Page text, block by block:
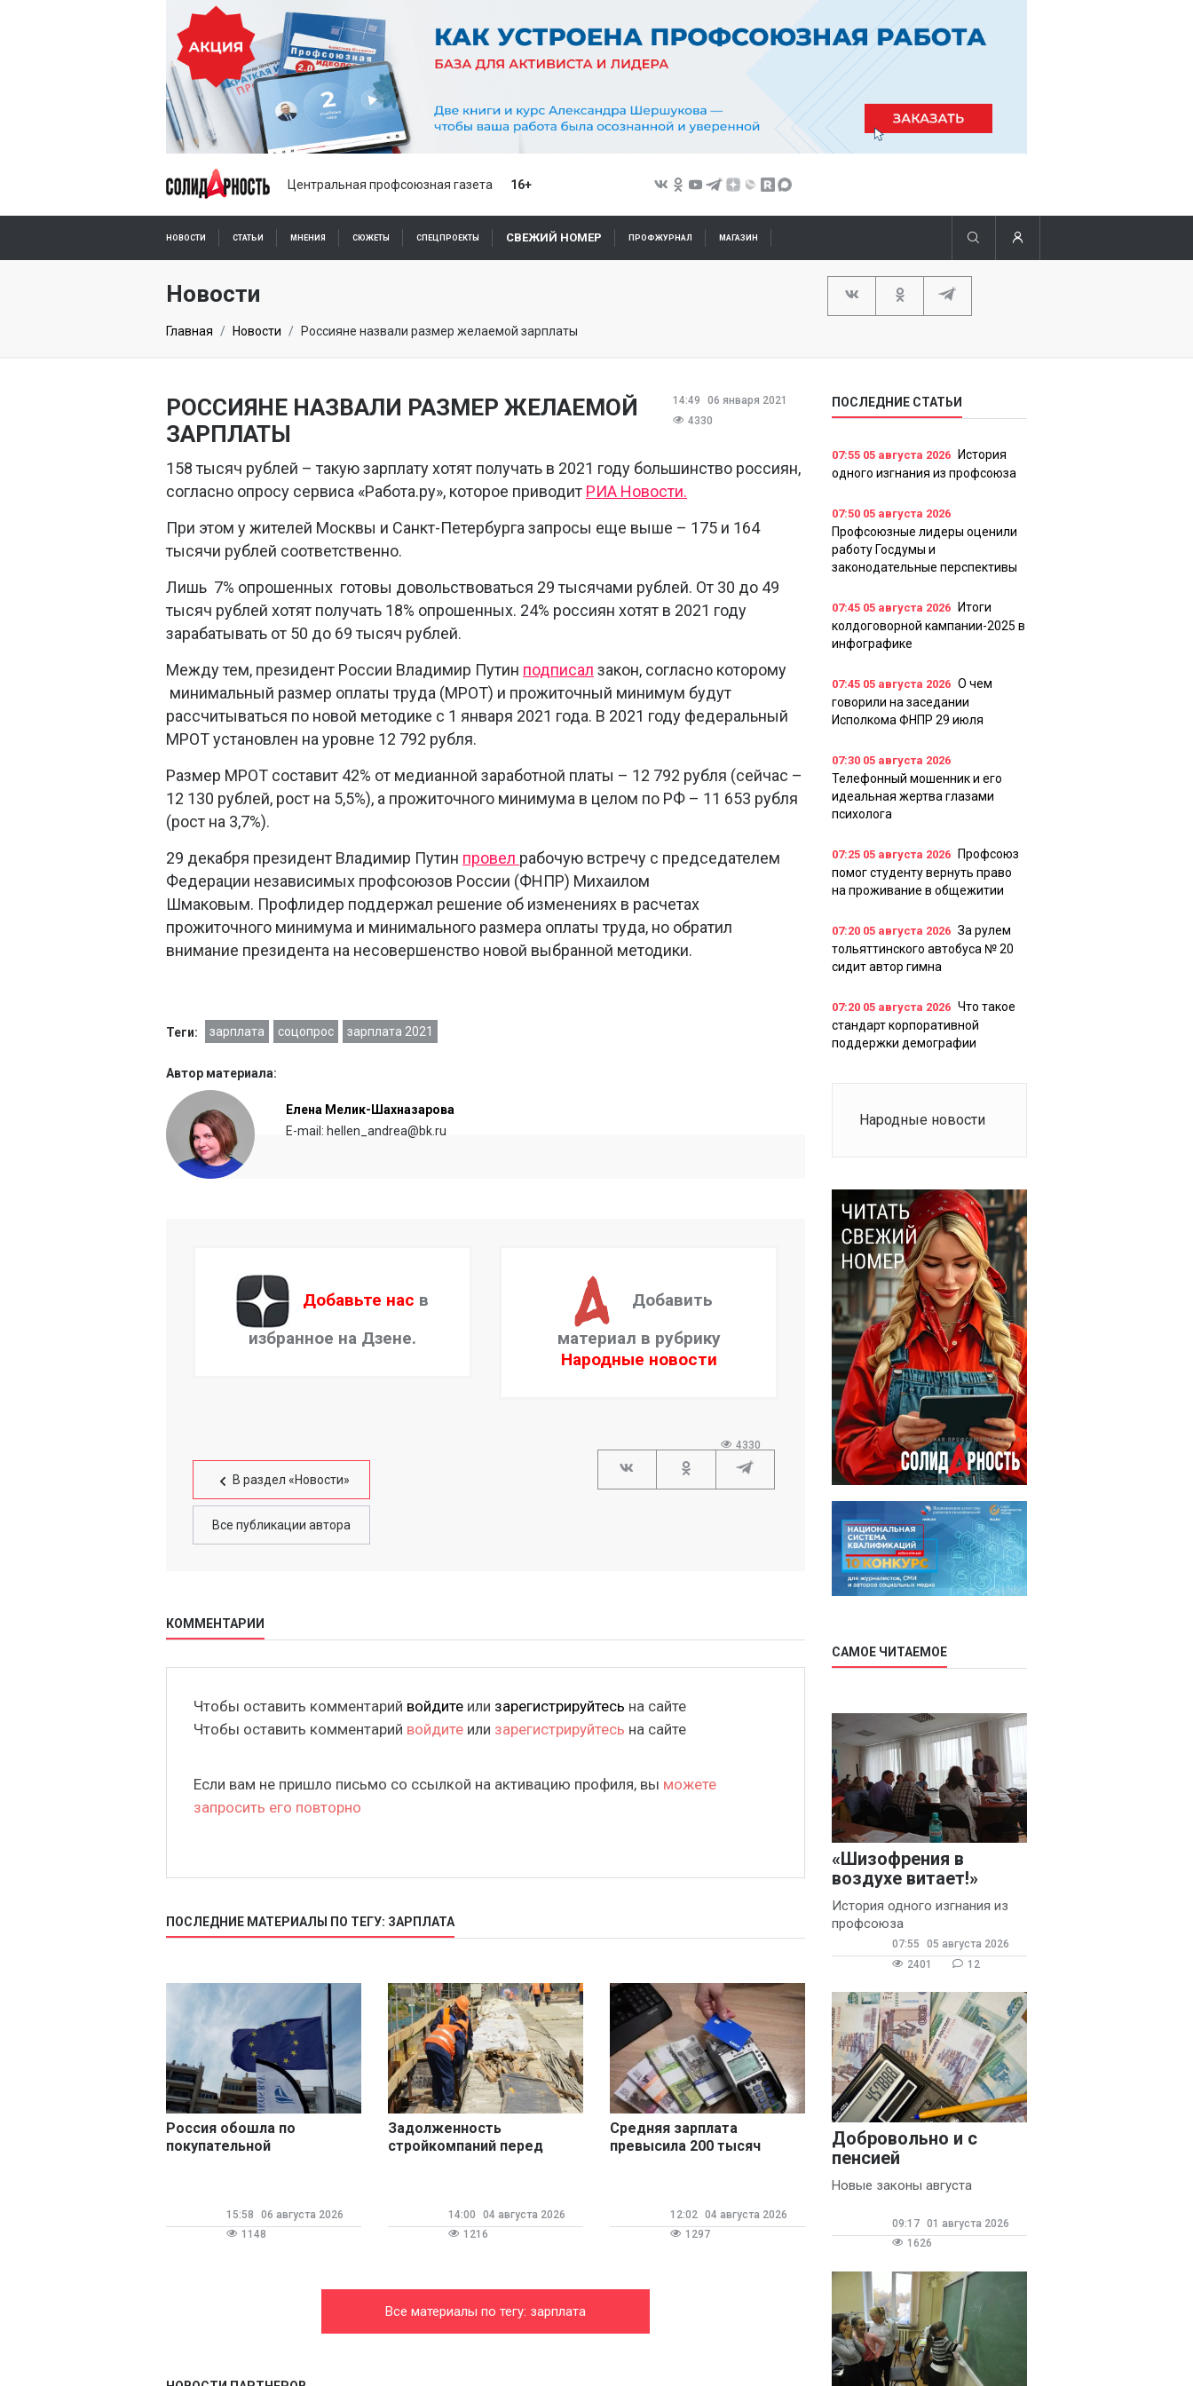
Центральная профсоюзная газета 16+
НОВОСТИ СТАТЬИ МНЕНИЯ СЮЖЕТЫ СПЕЦПРОЕКТЫ СВЕЖИЙ НОМЕР ПРОФЖУРНАЛ МАГАЗИН
ПОДПИСКА ОНЛАЙН
Новости
Главная Новости Россияне назвали размер желаемой зарплаты
14:49
06 января 2021
4330
РОССИЯНЕ НАЗВАЛИ РАЗМЕР ЖЕЛАЕМОЙ
ЗАРПЛАТЫ
158 тысяч рублей – такую зарплату хотят получать в 2021 году большинство россиян,
согласно опросу сервиса «Работа.ру», которое приводит РИА Новости.
При этом у жителей Москвы и Санкт-Петербурга запросы еще выше – 175 и 164
тысячи рублей соответственно.
Лишь 7% опрошенных готовы довольствоваться 29 тысячами рублей. От 30 до 49
тысяч рублей хотят получать 18% опрошенных. 24% россиян хотят в 2021 году
зарабатывать от 50 до 69 тысяч рублей.
Между тем, президент России Владимир Путин подписал закон, согласно которому
минимальный размер оплаты труда (МРОТ) и прожиточный минимум будут
рассчитываться по новой методике с 1 января 2021 года. В 2021 году федеральный
МРОТ установлен на уровне 12 792 рубля.
Размер МРОТ составит 42% от медианной заработной платы – 12 792 рубля (сейчас –
12 130 рублей, рост на 5,5%), а прожиточного минимума в целом по РФ – 11 653 рубля
(рост на 3,7%).
29 декабря президент Владимир Путин провел рабочую встречу с председателем
Федерации независимых профсоюзов России (ФНПР) Михаилом
Шмаковым. Профлидер поддержал решение об изменениях в расчетах
прожиточного минимума и минимального размера оплаты труда, но обратил
внимание президента на несовершенство новой выбранной методики.
Теги: зарплата соцопрос зарплата 2021
Автор материала:
Елена Мелик-Шахназарова
E-mail: hellen_andrea@bk.ru
Добавьте нас в
избранное на Дзене.
Добавить
материал в рубрику
Народные новости
В раздел «Новости»
Все публикации автора
4330
КОММЕНТАРИИ
Чтобы оставить комментарий войдите или зарегистрируйтесь на сайте
Чтобы оставить комментарий войдите или зарегистрируйтесь на сайте
Если вам не пришло письмо со ссылкой на активацию профиля, вы можете
запросить его повторно
ПОСЛЕДНИЕ МАТЕРИАЛЫ ПО ТЕГУ: ЗАРПЛАТА
Россия обошла по
покупательной
15:58
06 августа 2026
1148
Задолженность
стройкомпаний перед
14:00
04 августа 2026
1216
Средняя зарплата
превысила 200 тысяч
12:02 04 августа 2026
1297
Все материалы по тегу: зарплата
ПОСЛЕДНИЕ СТАТЬИ
07:55 05 августа 2026
История
одного изгнания из профсоюза
07:50 05 августа 2026
Профсоюзные лидеры оценили
работу Госдумы и
законодательные перспективы
07:45 05 августа 2026
Итоги
колдоговорной кампании-2025 в
инфографике
07:45 05 августа 2026 О чем
говорили на заседании
Исполкома ФНПР 29 июля
07:30 05 августа 2026
Телефонный мошенник и его
идеальная жертва глазами
психолога
07:25 05 августа 2026
Профсоюз
помог студенту вернуть право
на проживание в общежитии
07:20 05 августа 2026 За рулем
тольяттинского автобуса № 20
сидит автор гимна
07:20 05 августа 2026 Что такое
стандарт корпоративной
поддержки демографии
Народные новости
САМОЕ ЧИТАЕМОЕ
«Шизофрения в
воздухе витает!»
История одного изгнания из
профсоюза
07:55
05 августа 2026
2401
12
Добровольно и с
пенсией
Новые законы августа
09:17 01 августа 2026
1626